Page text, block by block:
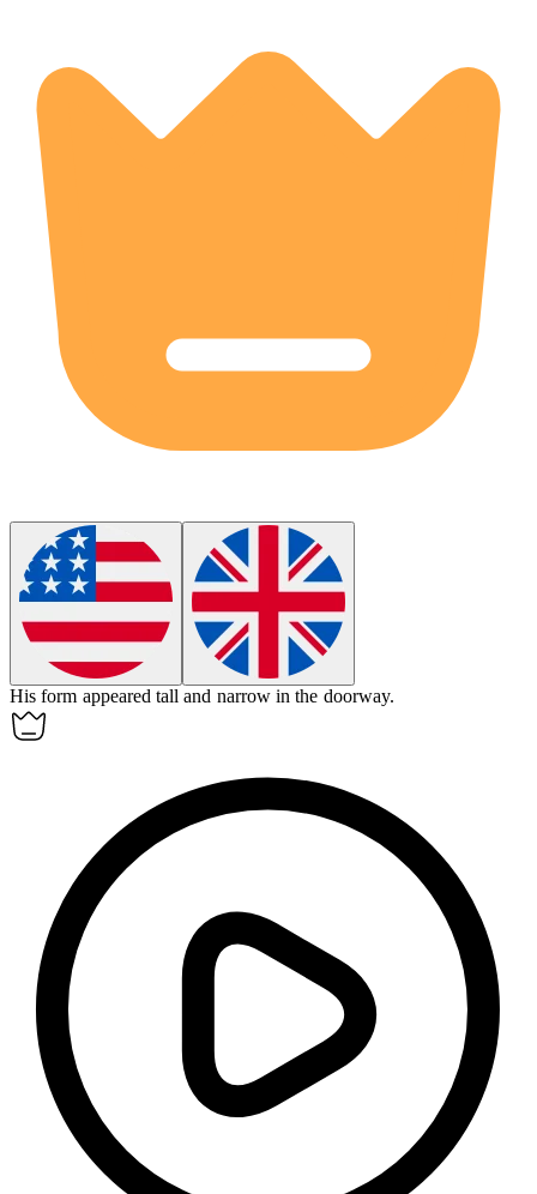
Hisform appeared tall and narrow in the doorway.